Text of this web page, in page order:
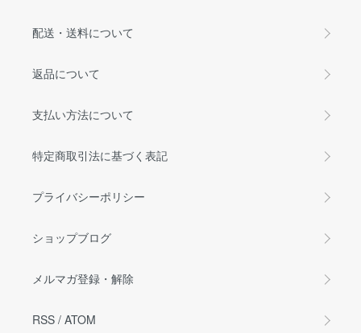
配送・送料について
返品について
支払い方法について
特定商取引法に基づく表記
プライバシーポリシー
ショップブログ
メルマガ登録・解除
RSS / ATOM